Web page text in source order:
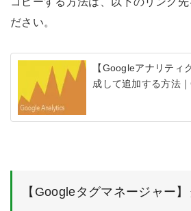
ださい。
【Googleアナリティ
成して追加する方法
【Googleタグマネージャー